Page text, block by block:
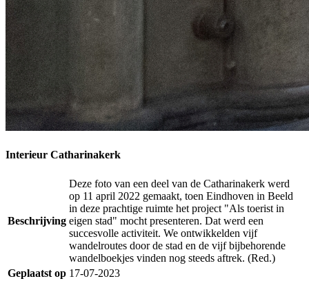
Interieur Catharinakerk
Beschrijving
Deze foto van een deel van de Catharinakerk werd
op 11 april 2022 gemaakt, toen Eindhoven in Beeld
in deze prachtige ruimte het project "Als toerist in
eigen stad" mocht presenteren. Dat werd een
succesvolle activiteit. We ontwikkelden vijf
wandelroutes door de stad en de vijf bijbehorende
wandelboekjes vinden nog steeds aftrek. (Red.)
Geplaatst op 17-07-2023